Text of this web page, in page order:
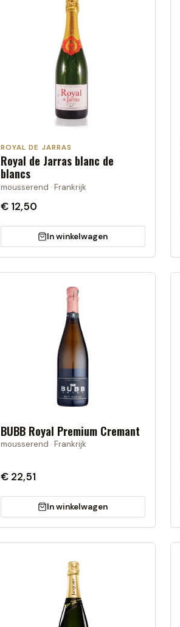
ROYAL DE JARRAS
Royal de Jarras blanc de
blancs
mousserend · Frankrijk
€ 12,50
In winkelwagen
BUBB Royal Premium Cremant
mousserend · Frankrijk
€ 22,51
In winkelwagen